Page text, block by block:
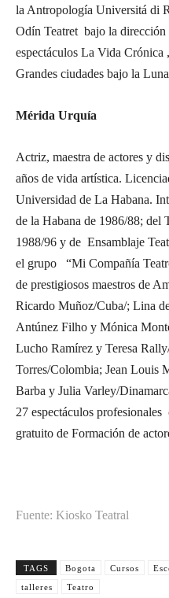
la Antropología Universitá di
Odín Teatret bajo la dirección
espectáculos La Vida Crónica
Grandes ciudades bajo la
Mérida Urquía
Actriz, maestra de actores y
años de vida artística.
Universidad de La Habana.
de la Habana de 1986/88; del
1988/96 y de Ensamblaje
el grupo “Mi Compañía
de prestigiosos maestros de
Ricardo Muñoz/Cuba/; Lina
Antúnez Filho y Mónica
Lucho Ramírez y Teresa
Torres/Colombia; Jean Louis
Barba y Julia Varley/
27 espectáculos
gratuito de Formación de
Fuente: Kiosko Teatral
TAGS Bogota Cursos
talleres
Teatro